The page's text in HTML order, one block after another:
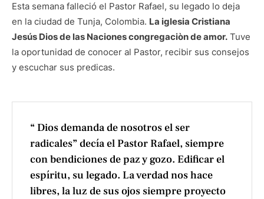
Esta semana falleció el Pastor Rafael, su legado lo deja
en la ciudad de Tunja, Colombia. La iglesia Cristiana
Jesús Dios de las Naciones congregaciòn de amor. Tuve
la oportunidad de conocer al Pastor, recibir sus consejos
y escuchar sus predicas.
“ Dios demanda de nosotros el ser
radicales” decía el Pastor Rafael, siempre
con bendiciones de paz y gozo. Edificar el
espíritu, su legado. La verdad nos hace
libres, la luz de sus ojos siempre proyecto